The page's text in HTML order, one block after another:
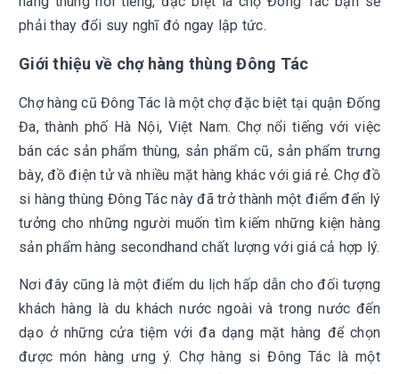
phải thay đổi suy nghĩ đó ngay lập tức.
Giới thiệu về chợ hàng thùng Đông Tác
Chợ hàng cũ Đông Tác là một chợ đặc biệt tại quận Đống
Đa, thành phố Hà Nội, Việt Nam. Chợ nổi tiếng với việc
bán các sản phẩm thùng, sản phẩm cũ, sản phẩm trưng
bày, đồ điện tử và nhiều mặt hàng khác với giá rẻ. Chợ đồ
si hàng thùng Đông Tác này đã trở thành một điểm đến lý
tưởng cho những người muốn tìm kiếm những kiện hàng
sản phẩm hàng secondhand chất lượng với giá cả hợp lý.
Nơi đây cũng là một điểm du lịch hấp dẫn cho đối tượng
khách hàng là du khách nước ngoài và trong nước đến
dạo ở những cửa tiệm với đa dạng mặt hàng để chọn
được món hàng ưng ý. Chợ hàng si Đông Tác là một